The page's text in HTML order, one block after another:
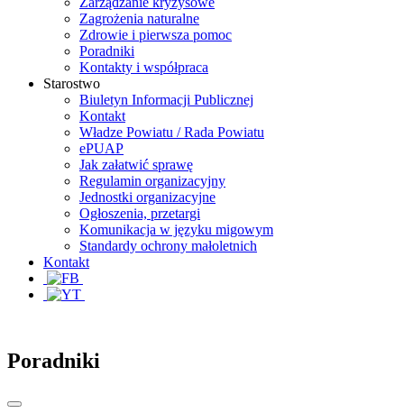
Zagrożenia naturalne
Zdrowie i pierwsza pomoc
Poradniki
Kontakty i współpraca
Starostwo
Biuletyn Informacji Publicznej
Kontakt
Władze Powiatu / Rada Powiatu
ePUAP
Jak załatwić sprawę
Regulamin organizacyjny
Jednostki organizacyjne
Ogłoszenia, przetargi
Komunikacja w języku migowym
Standardy ochrony małoletnich
Kontakt
Poradniki